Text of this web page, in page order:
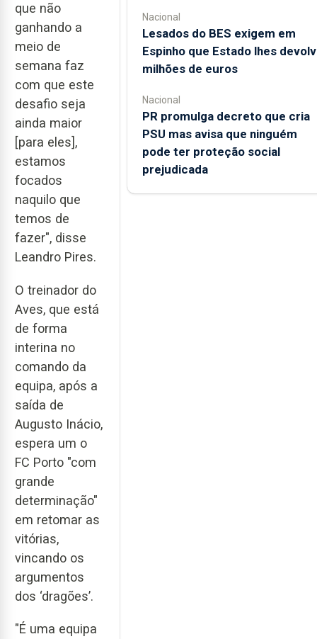
que não
ganhando a
meio de
semana faz
com que este
desafio seja
ainda maior
[para eles],
estamos
focados
naquilo que
temos de
fazer", disse
Leandro Pires.
O treinador do
Aves, que está
de forma
interina no
comando da
equipa, após a
saída de
Augusto Inácio,
espera um o
FC Porto "com
grande
determinação"
em retomar as
vitórias,
vincando os
argumentos
dos ‘dragões’.
"É uma equipa
Nacional
Lesados do BES exigem em
Espinho que Estado lhes
milhões de euros
Nacional
PR promulga decreto que cria
PSU mas avisa que ninguém
pode ter proteção social
prejudicada